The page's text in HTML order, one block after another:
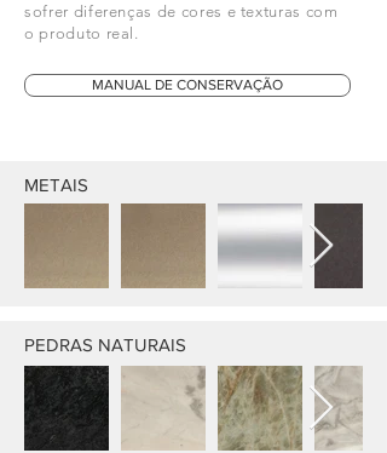
sofrer diferenças de cores e texturas com
o produto real.
MANUAL DE CONSERVAÇÃO
METAIS
PEDRAS NATURAIS